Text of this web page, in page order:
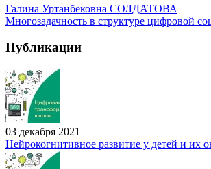
Галина Уртанбековна СОЛДАТОВА
Многозадачность в структуре цифровой
Публикации
03 декабря 2021
Нейрокогнитивное развитие у детей и их